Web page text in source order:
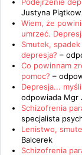
Justyna
Wiem, że
umrzeć.
Smutek,
depresja? –
Co powinnam
pomoc? –
Depresja...
odpowiada Mgr
Schizofrenia
specjalista
Lenistwo,
Balcerek
Schizofrenia